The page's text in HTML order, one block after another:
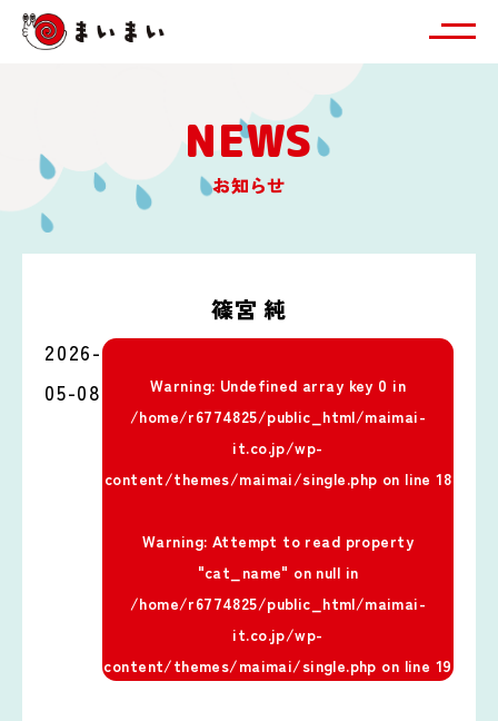
NEWS
お知らせ
篠宮 純
2026-
05-08
Warning: Undefined array key 0 in
/home/r6774825/public_html/maimai-
it.co.jp/wp-
content/themes/maimai/single.php on line18
Warning: Attempt to read property
"cat_name" on null in
/home/r6774825/public_html/maimai-
it.co.jp/wp-
content/themes/maimai/single.php on line 19